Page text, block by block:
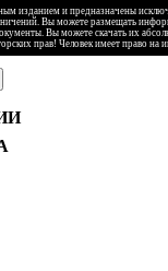
изданием и предназначены
Вы можете размещать
Вы можете скачать их
прав! Человек имеет право на